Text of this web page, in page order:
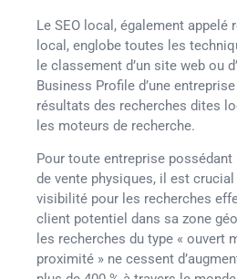
Le SEO local, également appelé
local, englobe toutes les
le classement d’un site web ou
Business Profile d’une
résultats des recherches dites
les moteurs de recherche.
Pour toute entreprise
de vente physiques, il est crucial
visibilité pour les recherches
client potentiel dans sa zone
les recherches du type « ouvert
proximité » ne cessent